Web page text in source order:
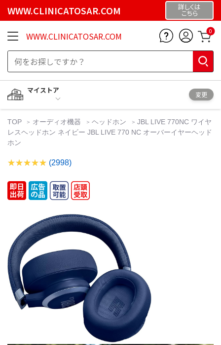
WWW.CLINICATOSAR.COM 詳しくは
こちら
WWW.CLINICATOSAR.COM 0
マイストア
変更
TOP オーディオ機器 ヘッドホン
JBL LIVE 770NC ワイヤ
レスヘッドホン ネイビー JBL LIVE 770 NC オーバーイヤーヘッド
ホン
(2998)